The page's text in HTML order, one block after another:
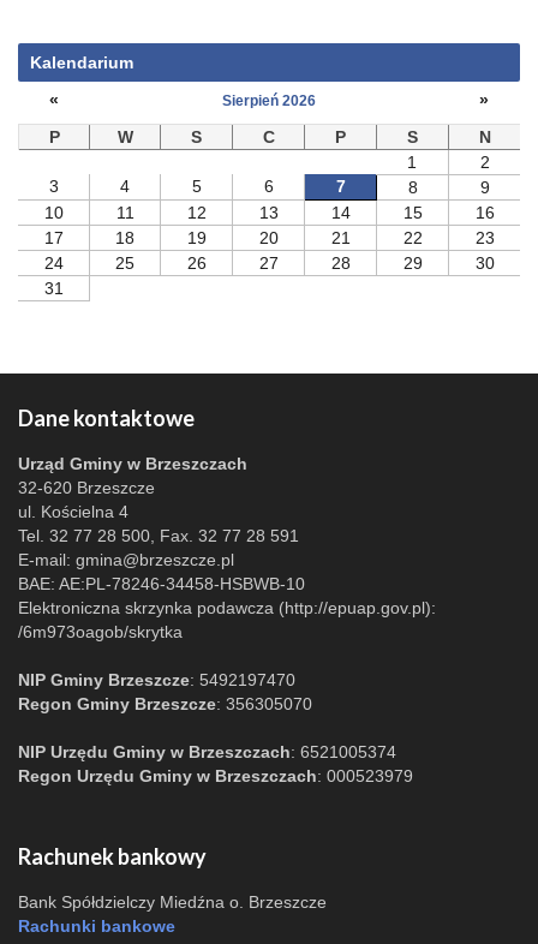
Kalendarium
«
Sierpień 2026
»
P
W S C P S
N
1
2
3
4 5 6 7 8
9
10
11 12 13 14 15
16
17
18 19 20 21 22
23
24
25 26 27 28 29
30
31
Dane kontaktowe
Urząd Gminy w Brzeszczach
32-620 Brzeszcze
ul. Kościelna 4
Tel. 32 77 28 500, Fax. 32 77 28 591
E-mail: gmina@brzeszcze.pl
BAE: AE:PL-78246-34458-HSBWB-10
Elektroniczna skrzynka podawcza (http://epuap.gov.pl):
/6m973oagob/skrytka
NIP Gminy Brzeszcze: 5492197470
Regon Gminy Brzeszcze: 356305070
NIP Urzędu Gminy w Brzeszczach: 6521005374
Regon Urzędu Gminy w Brzeszczach: 000523979
Rachunek bankowy
Bank Spółdzielczy Miedźna o. Brzeszcze
Rachunki bankowe